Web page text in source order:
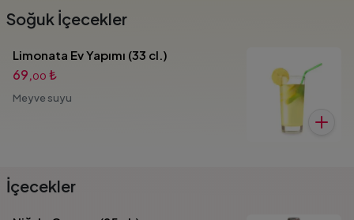
Soğuk İçecekler
Limonata Ev Yapımı (33 cl.)
69,00 ₺
Meyve suyu
İçecekler